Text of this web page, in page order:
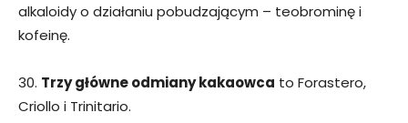
alkaloidy o działaniu pobudzającym – teobrominę i
kofeinę.
30. Trzy główne odmiany kakaowca to Forastero,
Criollo i Trinitario.